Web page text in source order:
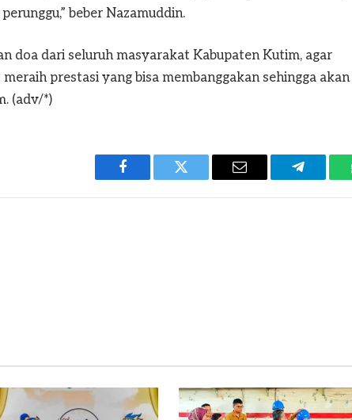
beber Nazamuddin.
doa dari seluruh masyarakat Kabupaten Kutim, agar
prestasi yang bisa membanggakan sehingga akan
(adv/*)
Facebook Twitter Email Telegram